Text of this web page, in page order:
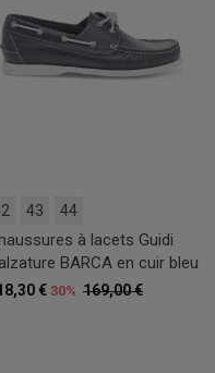
43 44
à lacets Guidi
BARCA en cuir bleu
169,00 €
€ 30%